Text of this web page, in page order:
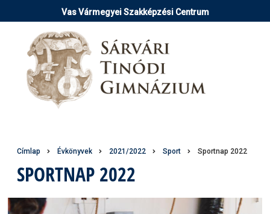
a
tartalomra
Vas Vármegyei Szakképzési Centrum
Morzsa
Címlap Évkönyvek 2021/2022 Sport Sportnap 2022
SPORTNAP 2022